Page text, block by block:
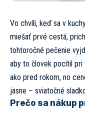
Vo chvíli, keď sa v
miešať prvé cestá,
tohtoročné pečenie
aby to človek pocítil pri
ako pred rokom, no
jasne – sviatočné
Prečo sa nákup